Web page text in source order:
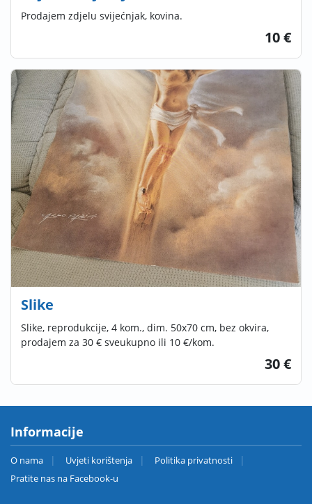
Prodajem zdjelu svijećnjak, kovina.
10 €
Slike
Slike, reprodukcije, 4 kom., dim. 50x70 cm, bez okvira,
prodajem za 30 € sveukupno ili 10 €/kom.
30 €
Informacije
O nama Uvjeti korištenja
Politika privatnosti
Pratite nas na Facebook-u